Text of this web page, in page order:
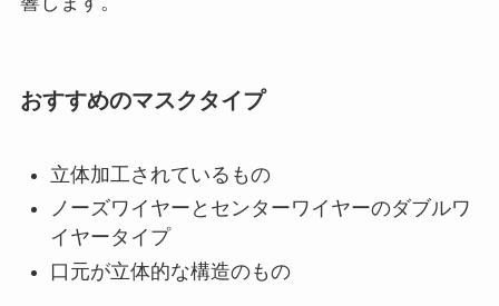
おすすめのマスクタイプ
立体加工されているもの
ノーズワイヤーとセンターワイヤーのダブルワ
イヤータイプ
口元が立体的な構造のもの